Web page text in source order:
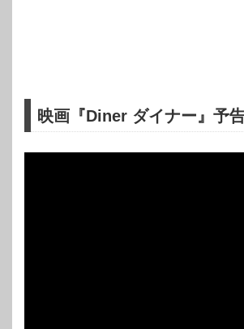
映画『Diner ダイナー』予